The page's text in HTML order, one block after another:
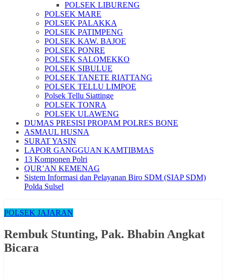
POLSEK LIBURENG
POLSEK MARE
POLSEK PALAKKA
POLSEK PATIMPENG
POLSEK KAW. BAJOE
POLSEK PONRE
POLSEK SALOMEKKO
POLSEK SIBULUE
POLSEK TANETE RIATTANG
POLSEK TELLU LIMPOE
Polsek Tellu Siattinge
POLSEK TONRA
POLSEK ULAWENG
DUMAS PRESISI PROPAM POLRES BONE
ASMAUL HUSNA
SURAT YASIN
LAPOR GANGGUAN KAMTIBMAS
13 Komponen Polri
QUR’AN KEMENAG
Sistem Informasi dan Pelayanan Biro SDM (SIAP SDM)
Polda Sulsel
POLSEK JAJARAN
Rembuk Stunting, Pak. Bhabin Angkat
Bicara